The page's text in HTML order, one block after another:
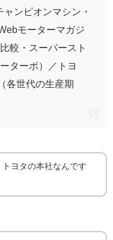
ンピオンマシン・
モーターマガジ
較・スーパースト
ターボ）／トヨ
各世代の生産期
ヨタの本社なんです